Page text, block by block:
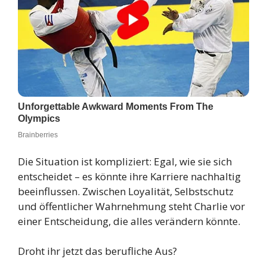
Die Situation ist kompliziert: Egal, wie sie sich
entscheidet – es könnte ihre Karriere nachhaltig
beeinflussen. Zwischen Loyalität, Selbstschutz
und öffentlicher Wahrnehmung steht Charlie vor
einer Entscheidung, die alles verändern könnte.
Droht ihr jetzt das berufliche Aus?